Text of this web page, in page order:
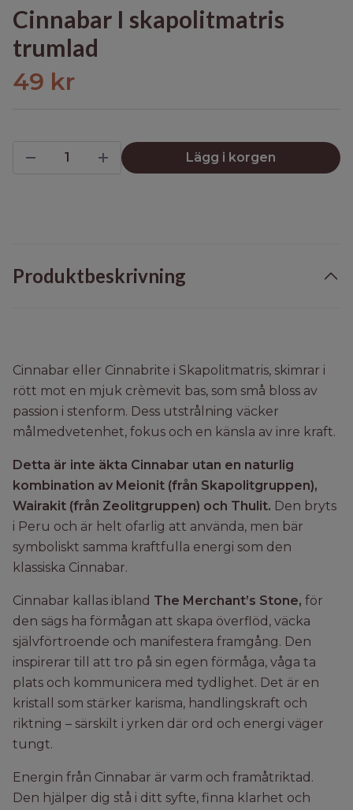
Cinnabar I skapolitmatris
trumlad
49 kr
Lägg i korgen
Produktbeskrivning
Cinnabar eller Cinnabrite i Skapolitmatris, skimrar i
rött mot en mjuk crèmevit bas, som små bloss av
passion i stenform. Dess utstrålning väcker
målmedvetenhet, fokus och en känsla av inre kraft.
Detta är inte äkta Cinnabar utan en naturlig
kombination av Meionit (från Skapolitgruppen),
Wairakit (från Zeolitgruppen) och Thulit. Den bryts
i Peru och är helt ofarlig att använda, men bär
symboliskt samma kraftfulla energi som den
klassiska Cinnabar.
Cinnabar kallas ibland The Merchant’s Stone, för
den sägs ha förmågan att skapa överflöd, väcka
självförtroende och manifestera framgång. Den
inspirerar till att tro på sin egen förmåga, våga ta
plats och kommunicera med tydlighet. Det är en
kristall som stärker karisma, handlingskraft och
riktning – särskilt i yrken där ord och energi väger
tungt.
Energin från Cinnabar är varm och framåtriktad.
Den hjälper dig stå i ditt syfte, finna klarhet och